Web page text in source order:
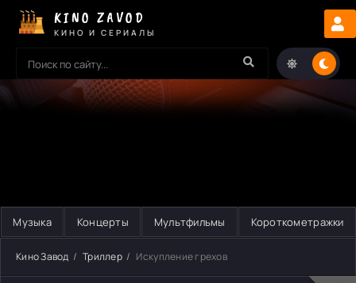
KINO ZAVOD
КИНО И СЕРИАЛЫ
Музыка Концерты Мультфильмы Короткометражки
Кино Завод Триллер Искупление грехов